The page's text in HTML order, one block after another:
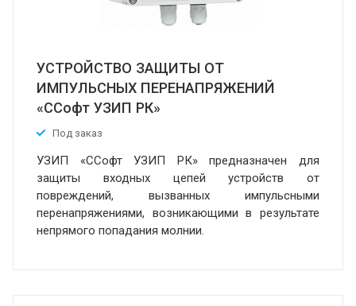
УСТРОЙСТВО ЗАЩИТЫ ОТ
ИМПУЛЬСНЫХ ПЕРЕНАПРЯЖЕНИЙ
«СCофт УЗИП РК»
Под заказ
УЗИП «СCофт УЗИП РК» предназначен для
защиты входных цепей устройств от
повреждений, вызванных импульсными
перенапряжениями, возникающими в результате
непрямого попадания молнии.